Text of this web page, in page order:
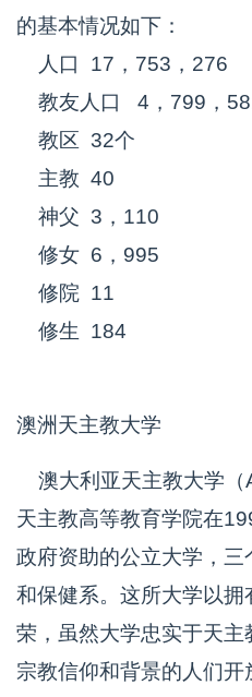
的基本情况如下：
人口 17，753，276
教友人口 4，799，
教区 32个
主教 40
神父 3，110
修女 6，995
修院 11
修生 184
澳洲天主教大学
澳大利亚天主教大学（
天主教高等教育学院在
政府资助的公立大学，
和保健系。这所大学以
荣，虽然大学忠实于天
宗教信仰和背景的人们